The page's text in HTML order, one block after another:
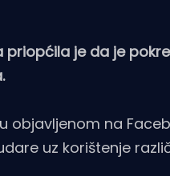
priopćila je da je
objavljenom na
uz korištenje